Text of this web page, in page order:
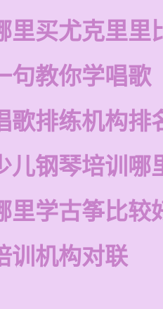
里买尤克里里
句教你学唱歌
歌排练机构排
儿钢琴培训哪
里学古筝比较
训机构对联